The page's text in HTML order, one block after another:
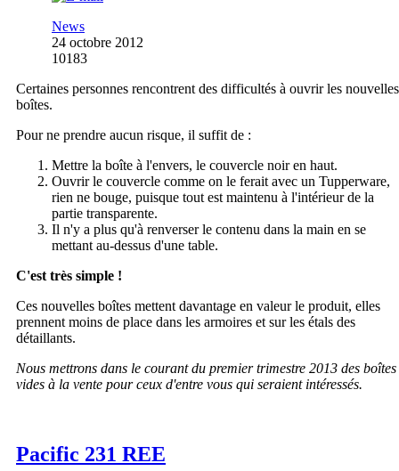
News
24 octobre 2012
10183
Certaines personnes rencontrent des difficultés à ouvrir les nouvelles
boîtes.
Pour ne prendre aucun risque, il suffit de :
Mettre la boîte à l'envers, le couvercle noir en haut.
Ouvrir le couvercle comme on le ferait avec un Tupperware,
rien ne bouge, puisque tout est maintenu à l'intérieur de la
partie transparente.
Il n'y a plus qu'à renverser le contenu dans la main en se
mettant au-dessus d'une table.
C'est très simple !
Ces nouvelles boîtes mettent davantage en valeur le produit, elles
prennent moins de place dans les armoires et sur les étals des
détaillants.
Nous mettrons dans le courant du premier trimestre 2013 des boîtes
vides à la vente pour ceux d'entre vous qui seraient intéressés.
Pacific 231 REE